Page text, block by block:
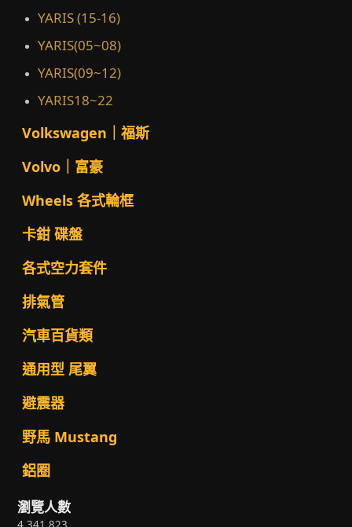
YARIS (15-16)
YARIS(05~08)
YARIS(09~12)
YARIS18~22
Volkswagen｜福斯
Volvo｜富豪
Wheels 各式輪框
卡鉗 碟盤
各式空力套件
排氣管
汽車百貨類
通用型 尾翼
避震器
野馬 Mustang
鋁圈
瀏覽人數